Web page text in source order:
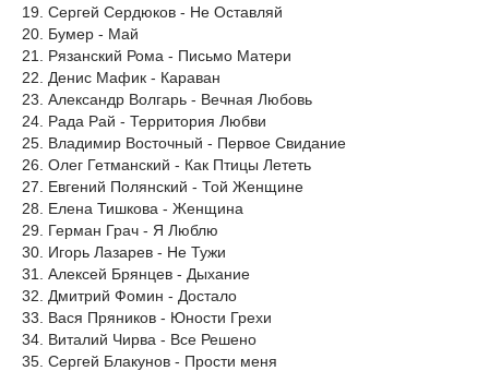
19. Сергей Сердюков - Не Оставляй
20. Бумер - Май
21. Рязанский Рома - Письмо Матери
22. Денис Мафик - Караван
23. Александр Волгарь - Вечная Любовь
24. Рада Рай - Территория Любви
25. Владимир Восточный - Первое Свидание
26. Олег Гетманский - Как Птицы Лететь
27. Евгений Полянский - Той Женщине
28. Елена Тишкова - Женщина
29. Герман Грач - Я Люблю
30. Игорь Лазарев - Не Тужи
31. Алексей Брянцев - Дыхание
32. Дмитрий Фомин - Достало
33. Вася Пряников - Юности Грехи
34. Виталий Чирва - Все Решено
35. Сергей Блакунов - Прости меня